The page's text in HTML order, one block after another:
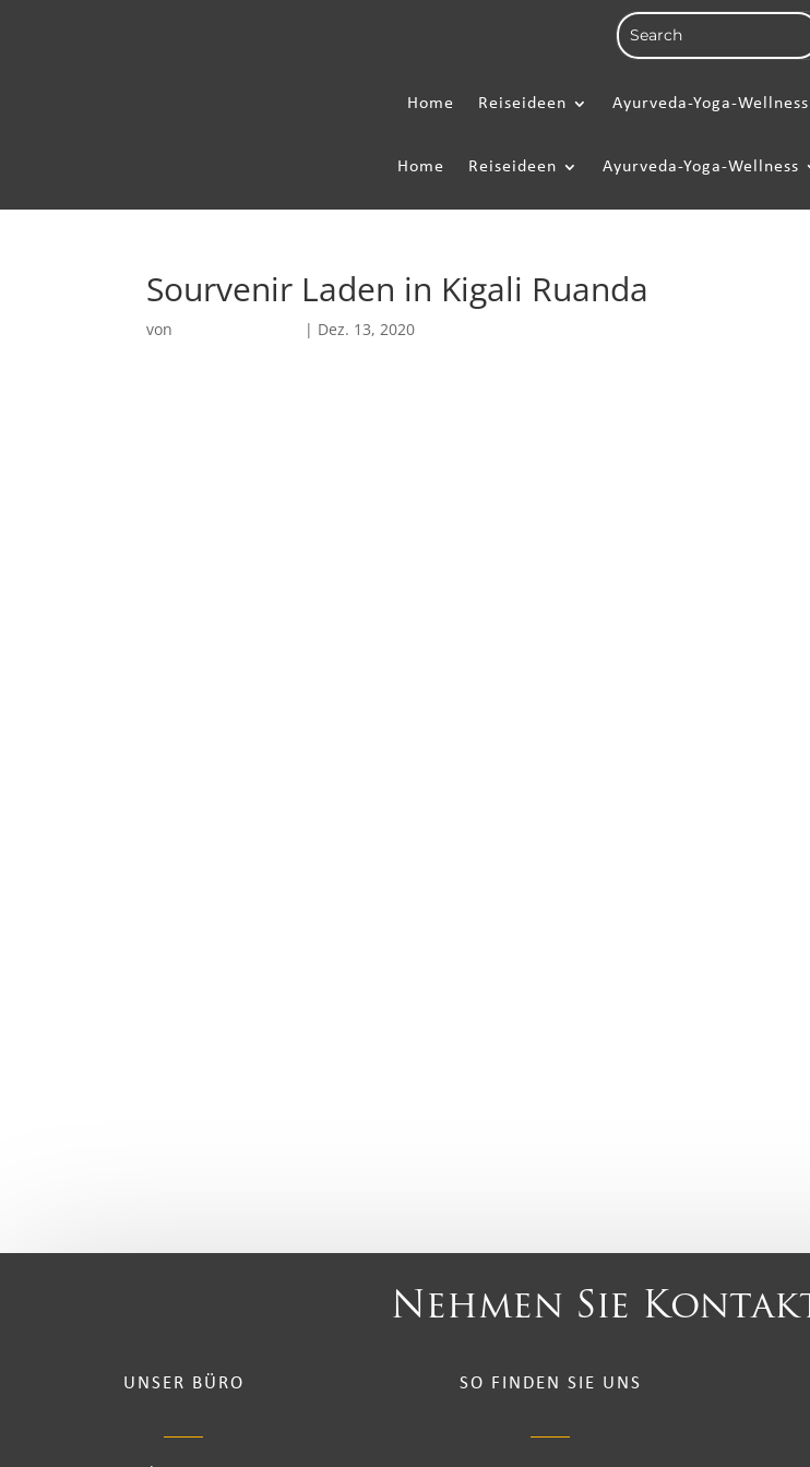
Home Reiseideen Ayurveda-Yoga-Wellness
Home Reiseideen Ayurveda-Yoga-Wellness
Sourvenir Laden in Kigali Ruanda
von | Dez. 13, 2020
Nehmen Sie
UNSER BÜRO SO FINDEN SIE UNS